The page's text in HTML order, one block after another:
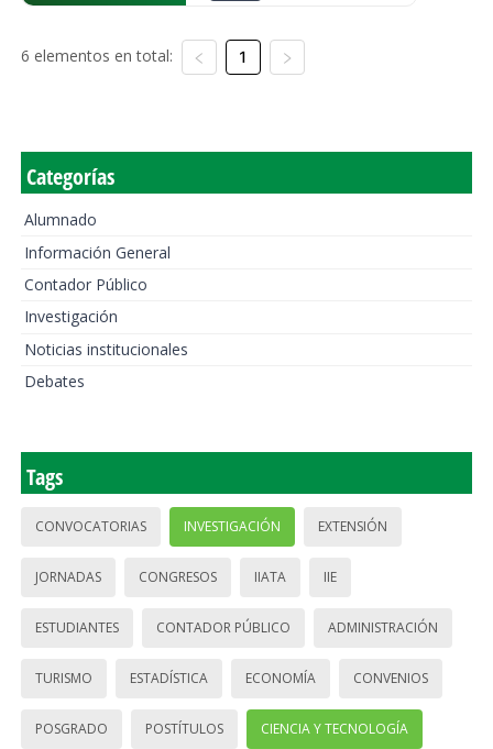
6 elementos en total: 1
Categorías
Alumnado
Información General
Contador Público
Investigación
Noticias institucionales
Debates
Tags
CONVOCATORIAS INVESTIGACIÓN EXTENSIÓN
JORNADAS CONGRESOS IIATA IIE
ESTUDIANTES CONTADOR PÚBLICO ADMINISTRACIÓN
TURISMO ESTADÍSTICA ECONOMÍA CONVENIOS
POSGRADO POSTÍTULOS CIENCIA Y TECNOLOGÍA